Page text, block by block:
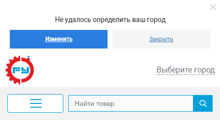
Не удалось определить ваш город
Изменить Закрыть
Выберите город